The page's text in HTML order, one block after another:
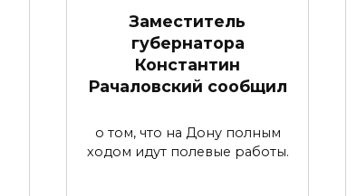
Заместитель
губернатора
Константин
Рачаловский сообщил
о том, что на Дону полным
ходом идут полевые работы.